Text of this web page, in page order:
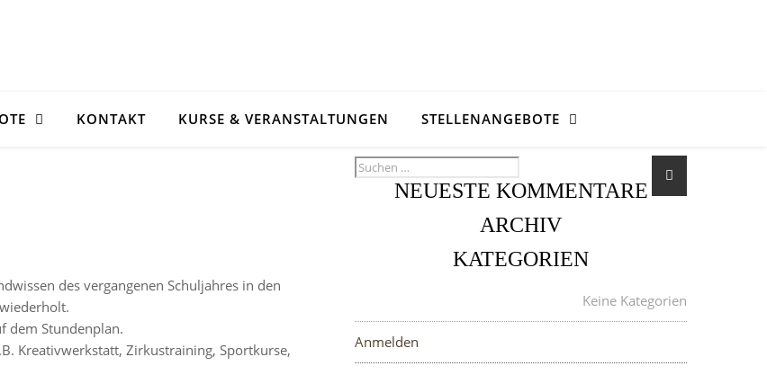
KONTAKT KURSE & VERANSTALTUNGEN STELLENANGEBOTE
des vergangenen Schuljahres in den
dem Stundenplan.
Kreativwerkstatt, Zirkustraining, Sportkurse,
NEUESTE KOMMENTARE
ARCHIV
KATEGORIEN
Keine Kategorien
Anmelden